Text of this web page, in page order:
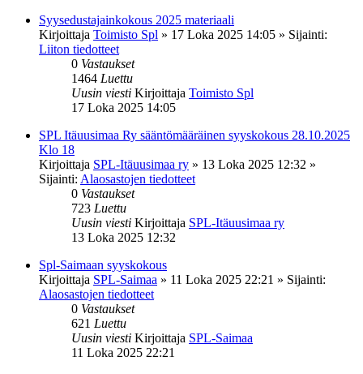
Syysedustajainkokous 2025 materiaali
Kirjoittaja Toimisto Spl » 17 Loka 2025 14:05 » Sijainti:
Liiton tiedotteet
0 Vastaukset
1464 Luettu
Uusin viesti Kirjoittaja Toimisto Spl
17 Loka 2025 14:05
SPL Itäuusimaa Ry sääntömääräinen syyskokous 28.10.2025
Klo 18
Kirjoittaja SPL-Itäuusimaa ry » 13 Loka 2025 12:32 »
Sijainti: Alaosastojen tiedotteet
0 Vastaukset
723 Luettu
Uusin viesti Kirjoittaja SPL-Itäuusimaa ry
13 Loka 2025 12:32
Spl-Saimaan syyskokous
Kirjoittaja SPL-Saimaa » 11 Loka 2025 22:21 » Sijainti:
Alaosastojen tiedotteet
0 Vastaukset
621 Luettu
Uusin viesti Kirjoittaja SPL-Saimaa
11 Loka 2025 22:21